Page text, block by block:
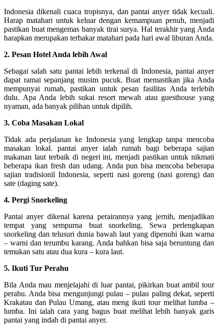
Indonesia dikenali cuaca tropisnya, dan pantai anyer tidak kecuali.
Harap matahari untuk keluar dengan kemampuan penuh, menjadi
pastikan buat mengemas banyak tirai surya. Hal terakhir yang Anda
harapkan merupakan terbakar matahari pada hari awal liburan Anda.
2. Pesan Hotel Anda lebih Awal
Sebagai salah satu pantai lebih terkenal di Indonesia, pantai anyer
dapat ramai sepanjang musim pucuk. Buat memastikan jika Anda
mempunyai rumah, pastikan untuk pesan fasilitas Anda terlebih
dulu. Apa Anda lebih sukai resort mewah atau guesthouse yang
nyaman, ada banyak pilihan untuk dipilih.
3. Coba Masakan Lokal
Tidak ada perjalanan ke Indonesia yang lengkap tanpa mencoba
masakan lokal. pantai anyer ialah rumah bagi beberapa sajian
makanan laut terbaik di negeri ini, menjadi pastikan untuk nikmati
beberapa ikan fresh dan udang. Anda pun bisa mencoba beberapa
sajian tradisionil Indonesia, seperti nasi goreng (nasi goreng) dan
sate (daging sate).
4. Pergi Snorkeling
Pantai anyer dikenal karena perairannya yang jernih, menjadikan
tempat yang sempurna buat snorkeling. Sewa perlengkapan
snorkeling dan telusuri dunia bawah laut yang dipenuhi ikan warna
– warni dan terumbu karang. Anda bahkan bisa saja beruntung dan
temukan satu atau dua kura – kura laut.
5. Ikuti Tur Perahu
Bila Anda mau menjelajahi di luar pantai, pikirkan buat ambil tour
perahu. Anda bisa mengunjungi pulau – pulau paling dekat, seperti
Krakatau dan Pulau Umang, atau meng ikuti tour melihat lumba –
lumba. Ini ialah cara yang bagus buat melihat lebih banyak garis
pantai yang indah di pantai anyer.